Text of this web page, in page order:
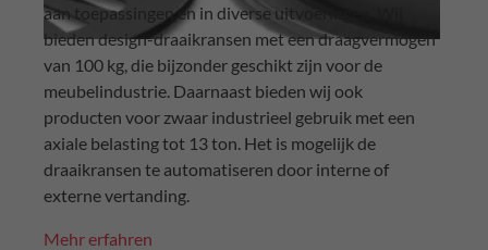
aan toepassingen en in diverse uitvoeringen. Wij
bieden design-draaikransen met een draagvermogen
van 100 kg, die bijzonder geschikt zijn voor de
meubelindustrie. Daarnaast bieden wij ook
producten voor zwaar industrieel gebruik met een
axiale belasting tot 13 ton. Het is mogelijk de
draaikransen te automatiseren door interne of
externe vertanding.
Mehr erfahren